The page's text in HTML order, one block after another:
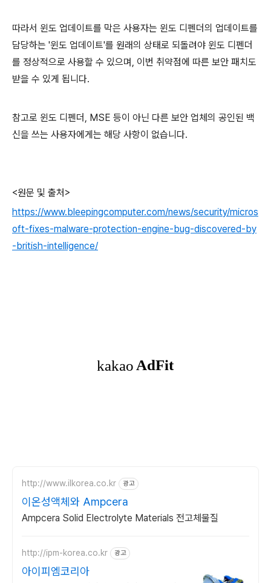
따라서 윈도 업데이트를 막은 사용자는 윈도 디펜더의 업데이트를
담당하는 '윈도 업데이트'를 원래의 상태로 되돌려야 윈도 디펜더
를 정상적으로 사용할 수 있으며, 이번 취약점에 따른 보안 패치도
받을 수 있게 됩니다.
참고로 윈도 디펜더, MSE 등이 아닌 다른 보안 업체의 공인된 백
신을 쓰는 사용자에게는 해당 사항이 없습니다.
<원문 및 출처>
https://www.bleepingcomputer.com/news/security/micros
oft-fixes-malware-protection-engine-bug-discovered-by
-british-intelligence/
http://www.ilkorea.co.kr 광고
이온성액체와 Ampcera
Ampcera Solid Electrolyte Materials 전고체물질
http://ipm-korea.co.kr 광고
아이피엠코리아